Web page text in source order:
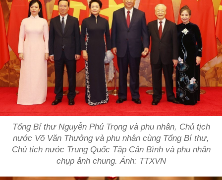
Tổng Bí thư Nguyễn Phú Trọng và phu nhân, Chủ tịch
nước Võ Văn Thưởng và phu nhân cùng Tổng Bí thư,
Chủ tịch nước Trung Quốc Tập Cận Bình và phu nhân
chụp ảnh chung. Ảnh: TTXVN